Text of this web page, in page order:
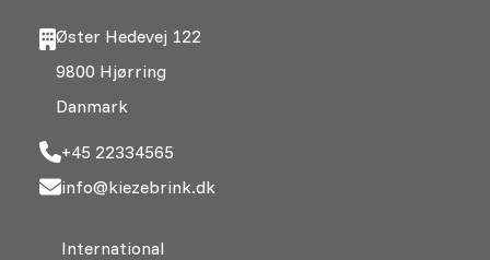
Øster Hedevej 122
9800 Hjørring
Danmark
+45 22334565
info@kiezebrink.dk
International